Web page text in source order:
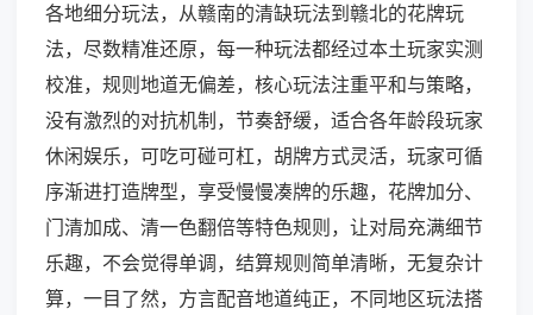
各地细分玩法，从赣南的清缺玩法到赣北的花牌玩
法，尽数精准还原，每一种玩法都经过本土玩家实测
校准，规则地道无偏差，核心玩法注重平和与策略，
没有激烈的对抗机制，节奏舒缓，适合各年龄段玩家
休闲娱乐，可吃可碰可杠，胡牌方式灵活，玩家可循
序渐进打造牌型，享受慢慢凑牌的乐趣，花牌加分、
门清加成、清一色翻倍等特色规则，让对局充满细节
乐趣，不会觉得单调，结算规则简单清晰，无复杂计
算，一目了然，方言配音地道纯正，不同地区玩法搭